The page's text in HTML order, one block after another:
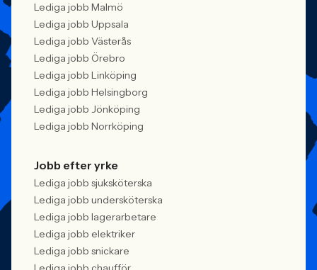
Lediga jobb Malmö
Lediga jobb Uppsala
Lediga jobb Västerås
Lediga jobb Örebro
Lediga jobb Linköping
Lediga jobb Helsingborg
Lediga jobb Jönköping
Lediga jobb Norrköping
Jobb efter yrke
Lediga jobb sjuksköterska
Lediga jobb undersköterska
Lediga jobb lagerarbetare
Lediga jobb elektriker
Lediga jobb snickare